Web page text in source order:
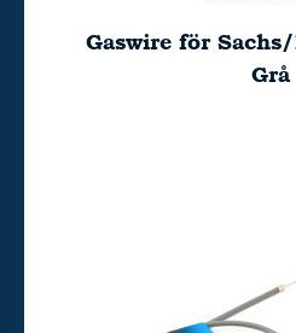
Gaswire för
Grå